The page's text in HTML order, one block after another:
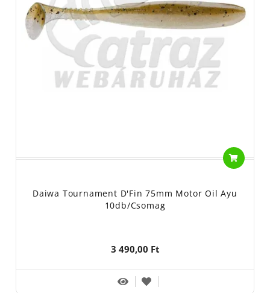
Daiwa Tournament D'Fin 75mm Motor Oil Ayu
10db/csomag
3 490,00 Ft